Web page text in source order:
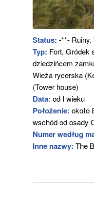
Status: -**- Ruiny.
Typ: Fort, Gródek
dziedzińcem
Wieża rycerska
(Tower house)
Data: od I wieku
Położenie: około
wschód od osady
Numer według
Inne nazwy: The